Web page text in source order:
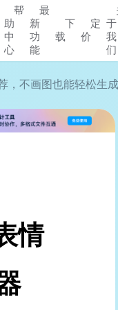
帮
助
中
心
最
新
功
能
下
载
定
价
于
我
们
，不画图也能轻松生
情